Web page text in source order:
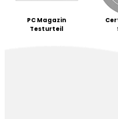
PC Magazin
Testurteil